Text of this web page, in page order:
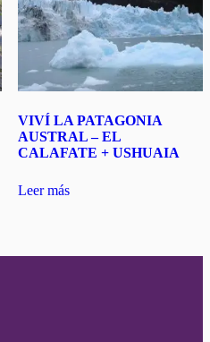
VIVÍ LA PATAGONIA
AUSTRAL – EL
CALAFATE + USHUAIA
Leer más